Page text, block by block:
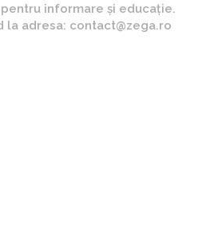
informare și educație.
adresa: contact@zega.ro